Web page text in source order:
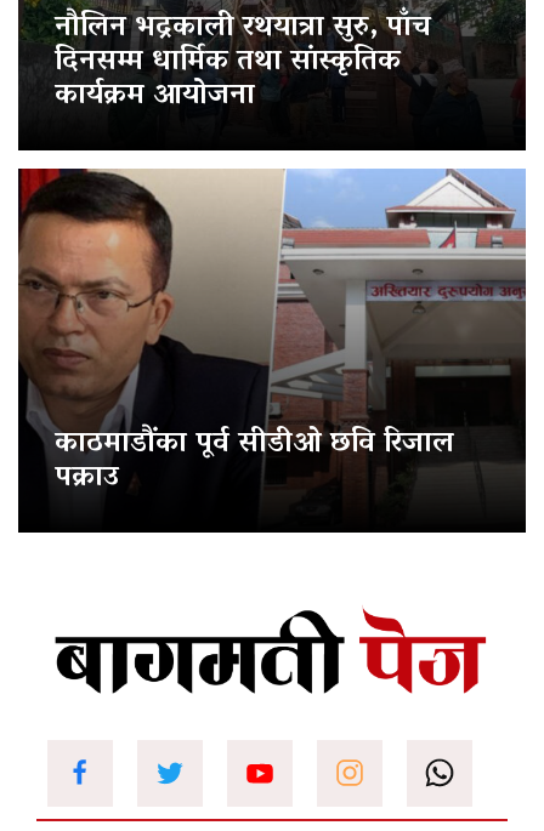
नौलिन भद्रकाली रथयात्रा सुरु, पाँच
दिनसम्म धार्मिक तथा सांस्कृतिक
कार्यक्रम आयोजना
काठमाडौंका पूर्व सीडीओ छवि रिजाल
पक्राउ